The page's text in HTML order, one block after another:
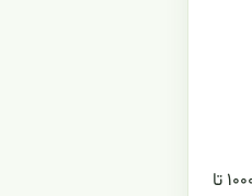
ارکیدها گیاهانی سایه دوست حساب میشوند. (محل گلدان نباید خیلی تاریک و نه خیلی در معرض تشعشع آفتاب باشد. به طور تقریبی ۱۰۰۰ تا